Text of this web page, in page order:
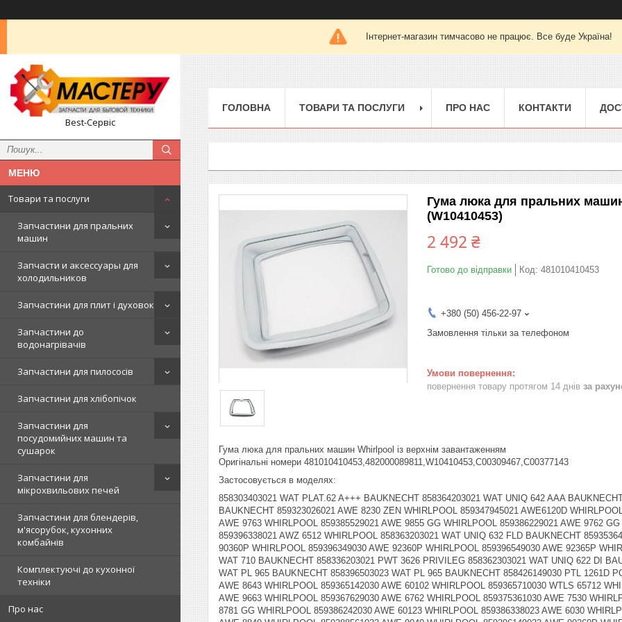
Інтернет-магазин тимчасово не працює. Все буде Україна!
Best-Сервіс
Товари та послуги
Запчастини для пральних
машин
Запчасти и аксессуары для
холодильников
Запчастини для плит і духовок
Запчастини до
водонагрівачів
Запчастини для пилососів
Запчастини для хлібопічок
Запчастини для
посудомийних машин та
сушарок
Запчастини для
мікрохвильових печей
Запчастини для блендерів,
м'ясорубок, кухонних
комбайнів
Комплектуючі до кухонної
техніки
Про нас
ГОЛОВНА ТОВАРИ ТА ПОСЛУГИ ПРО НАС КОНТАКТИ
Гума люка для пральних
(W10410453)
2 492 ₴
Готово до відправки Код: 481010410453
+380 (50) 456-22-97
Замовлення тільки за телефоном
повернення товару протягом 14 днів за
Гума люка для пральних машин Whirlpool із верхнім завантаженням
Оригінальні номери 481010410453,482000089811,W10410453,C00309467,C00377143
Застосовується в моделях:
858303403021 WAT PLAT.62 A+++ BAUKNECHT 858364203021 WAT UNIQ 642 AAA BAUKNECHT 858382010021 WAT 820 BAUKNECHT 858395716021 WAT 6829 BAUKNECHT 859323026021 AWE 8230 ZEN WHIRLPOOL 859347945021 AWE6120D WHIRLPOOL 859356110021 WTLS 60912 ZEN WHIRLPOOL 859376318031 AWE 9763 WHIRLPOOL 859385529021 AWE 9855 GG WHIRLPOOL 859386229021 AWE 9762 GG WHIRLPOOL 859386529021 AWE 9765 GG WHIRLPOOL 859396338021 AWZ 6512 WHIRLPOOL 858363203021 WAT UNIQ 632 FLD BAUKNECHT 859353640030 AWE 7536 LEIJONA WHIRLPOOL 859396149030 AWE 90360P WHIRLPOOL 859396349030 AWE 92360P WHIRLPOOL 859396549030 AWE 92365P WHIRLPOOL 859396649030 AWE 90365P WHIRLPOOL 858326010021 WAT 710 BAUKNECHT 858336203021 PWT 3626 PRIVILEG 858362303021 WAT UNIQ 622 DI BAUKNECHT 858381010023 WAT 810 BAUKNECHT 858396503021 WAT PL 965 BAUKNECHT 858396503023 WAT PL 965 BAUKNECHT 858426149030 PTL 1261D POLAR 859360910030 WTLS 60910 WHIRLPOOL 859364318033 AWE 8643 WHIRLPOOL 859365142030 AWE 60102 WHIRLPOOL 859365710030 WTLS 65712 WHIRLPOOL 859365910030 WTLS 65912 WHIRLPOOL 859366318033 AWE 9663 WHIRLPOOL 859367629030 AWE 6762 WHIRLPOOL 859375361030 AWE 7530 WHIRLPOOL 859377361030 AWE 7730 WHIRLPOOL 859378129023 AWE 8781 GG WHIRLPOOL 859386242030 AWE 60123 WHIRLPOOL 859386338023 AWE 6030 WHIRLPOOL 859387929023 AWE 8785 GG WHIRLPOOL 859388461030 AWE 8840 WHIRLPOOL 859388561033 AWE 9040 WHIRLPOOL 859396149033 AWE 90360P WHIRLPOOL 859396242030 AWE 65123 WHIRLPOOL 858363303021 WAT UNIQ 632 AAA BAUKNECHT 858365203021 WAT UNIQ 65 AAA BAUKNECHT 858395716023 WAT 6829 BAUKNECHT 859385529023 AWE 9855 GG WHIRLPOOL 859386529023 AWE 9765 GG WHIRLPOOL 859396661033 AWECO 9660 WHIRLPOOL 859397342030 AWE 70123 ZEN WHIRLPOOL 859397629033 AWE 9760 GG WHIRLPOOL 859391210030 WTLS 65912 ZEN WHIRLPOOL 859396561030 AWEco 9650 WHIRLPOOL 859396661030 AWEco 9660 WHIRLPOOL 858324010021 WAT 720 BAUKNECHT 858363203023 WAT UNIQ 632 FLD BAUKNECHT 858397038030 WATE 9600/2 BAUKNECHT 859361010030 WTLS 60911 WHIRLPOOL 859361410030 WTLS 60712 WHIRLPOOL 859396349033 AWE 92360P WHIRLPOOL 859396549033 AWE 92365P WHIRLPOOL 859396649033 AWE 90365P WHIRLPOOL 858303403023 WAT PLAT.62 A+++ BAUKNECHT 858363303023 WAT UNIQ 632 AAA BAUKNECHT 858364203023 WAT UNIQ 642 AAA BAUKNECHT 858382010023 WAT 820 BAUKNECHT 858396038030 WATE 9590/2 BAUKNECHT 859323026023 AWE 8230 ZEN WHIRLPOOL 859347845023 AWE6105D WHIRLPOOL 859356110023 WTLS 60912 ZEN WHIRLPOOL 859362829030 AWE 6628 WHIRLPOOL 859367212030 AWE 6735 WHIRLPOOL 859372249030 AWE 72360P WHIRLPOOL 859373449030 AWE 73360P WHIRLPOOL 859374549030 AWE74360P WHIRLPOOL 859380249030 AWE 80360P WHIRLPOOL 859382249030 AWE 82360P WHIRLPOOL 859386229023 AWE 9762 GG WHIRLPOOL 859392449030 AWE 93360 P WHIRLPOOL 858426729030 EV 1266 LADEN 858427029030 EV 1286 LADEN 858427629030 EV 1161 LADEN 858427729030 EV 1269 LADEN 859360610030 WTLS 60612 WHIRLPOOL 859360810030 WTLS 60810 WHIRLPOOL 859361110030 WTLS 66912 WHIRLPOOL 858401118021 3TL865 BALAY 858401122021 CWT10R14 CONSTRUCTA 858402142021 CWT10T24IL CONSTRUCTA 858411122021 WOR20154 BOSCH 858411129021 WOR24154FF BOSCH 858411138021 WOR16124IT BOSCH 858411149021 WOR16154PL BOSCH 858411161021 WOR20154FN BOSCH 858411184031 WOR16154OE BOSCH 858411210021 WOR16154BY BOSCH 858411229021 WOR20154FF BOSCH 858411249021 WOR20154PL BOSCH 858411284031 WOR20154OE BOSCH 858412110021 WOT20254BY BOSCH 858412112021 WOT24284NL BOSCH 858412118021 WOT24254EE BOSCH 858412129021 WOT24254FF BOSCH 858412138021 WOT16224IT BOSCH 858412149021 WOT20254PL BOSCH 858412161021 WOT24254FN BOSCH 858412184031 WOT20254OE BOSCH 858412210021 WOT24254BY BOSCH 858412212021 WOT24254NL BOSCH 858412222021 WOT20254 BOSCH 858412238021 WOT20224IT BOSCH 858412249021 WOT24254PL BOSCH 858412284031 WOT24254OE BOSCH 858412322021 WOT24254 BOSCH 858412422021 WOT20284 BOSCH 858413110021 WOT24454BY BOSCH 858413112021 WOT24494NL BOSCH 858413122021 WOT24494 BOSCH 858413129021 WOT24454FF BOSCH 858413138021 WOT24424IT BOSCH 858413142021 WOT20424IL BOSCH 858413184031 WOT24454OE BOSCH 858413222021 WOT24444 BOSCH 858421110021 WP10R154BY SIEMENS 858421122021 WP10T254 SIEMENS 858421129021 WP12R154FF SIEMENS 858421145031 WP10R154HK SIEMENS 858421161021 WP10R154FN SIEMENS 858421222021 WP10R154 SIEMENS 858421229021 WP10R154FF SIEMENS 858421245031 WP07R154HK SIEMENS 858421345031 WP08R154HK SIEMENS 858422110021 WP12T254BY SIEMENS 858422112021 WP12T224NL SIEMENS 858422129021 WP10254HK SIENS 8522210212525NN21 WP10ENT22224IT SIEMENS 8584212225031 WP1025THK SIENTK SIMEN WP08T254HK SIEMENS 858422322021 WP10T284 SIEMENS 858422422021 WP12T284 SIEMENS 858423110021 WP12T454BY SIEMENS 8584231120212021 WP12T444NL SIEMENS 85842112T410E WP12T444IT SIEMENS 858423142021 WP12T424IL SIEMENS 858423145031 WP12T424HK SIEMENS 858423222021 WP12T444 SIEMENS 858431126021 WOPI804E PITSOS 858432126021 WOPI1000C PITSOS 858427429030 EV 1262 LADEN 859355710030 WTL 55712 WHIRLPOOL 859355910030 WTL 55812 WHIRLPOOL 859361310030 WTLS 65912 WHIRLPOOL 859361510030 WTLS 66812 WHIRLPOOL 859397929030 AWE 6211 WHIRLPOOL 859399029030 AWE 6222 WHIRLPOOL 859355810030 WTLS 55712 WHIRLPOOL 858363403021 WAT UNIQ 632 BW BAUKNECHT 858427529030 EV 1164 LADEN 859308029030 AWE6221 WHIRLPOOL 859312503030 AWE 5125 WHIRLPOOL 859360710030 WTLS 60710 WHIRLPOOL 859360729021 AWE 6607 WHIRLPOOL 859361186030 AWE 6112 WHIRLPOOL 859365186030 AWE 6512 WHIRLPOOL 859375284030 AWE 7527/2 WHIRLPOOL 859398129030 AWE 6235 WHIRLPOOL 858346203020 PWT 4626Z PRIVILEG 858361203021 WAT 612 DI BAUKNECHT 858365203023 WAT UNIQ 65 AAA BAUKNECHT 859347945023 AWE6120D WHIRLPOOL 859361210030 WTLS 60812 ZEN WHIRLPOOL 859396338023 AWZ 6512 WHIRLPOOL 859398529030 AWE 8765 WHIRLPOOL 859398586030 AWE 9852 GG WHIRLPOOL 859398929030 AWE 9999GG WHIRLPOOL 858336103040 WAT Care 52 SD BAUKNECHT 858099803030 PWT 3525 PRIVILEG 858303303021 WAT PLATINUM 32DI BAUKNECHT 858360061030 wateco 9560 BAUKNECHT 858415038030 LTE 7010 IGNIS 858426529030 EV 7120 LADEN